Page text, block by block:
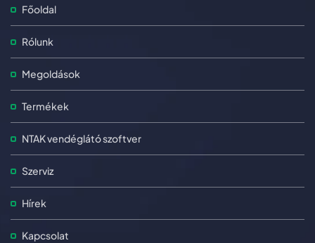
Főoldal
Rólunk
Megoldások
Termékek
NTAK vendéglátó szoftver
Szerviz
Hírek
Kapcsolat